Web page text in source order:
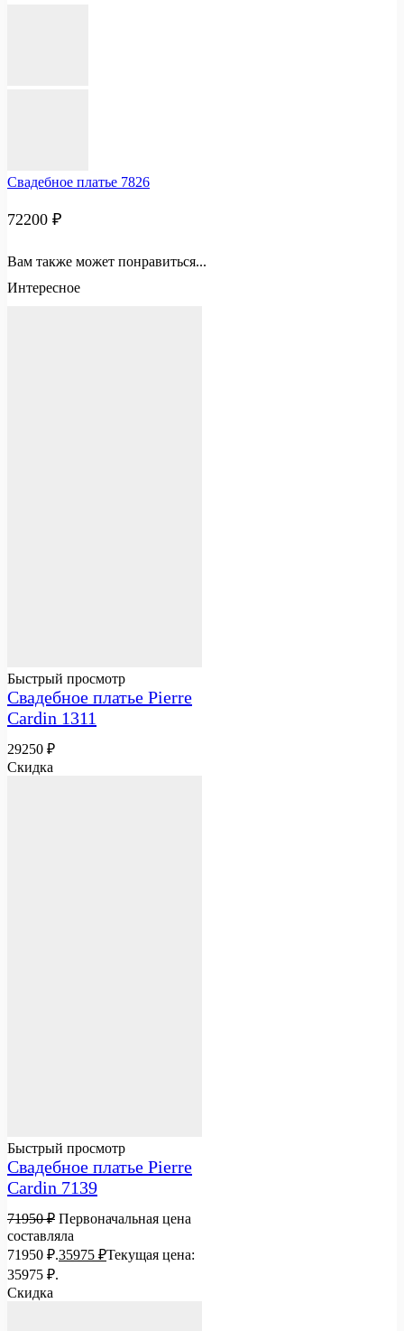
Свадебное платье 7826
72200 ₽
Вам также может понравиться...
Интересное
Быстрый просмотр
Свадебное платье Pierre
Cardin 1311
29250 ₽
Скидка
Быстрый просмотр
Свадебное платье Pierre
Cardin 7139
71950₽ Первоначальная цена
составляла
71950 ₽.35975 ₽Текущая цена:
35975 ₽.
Скидка